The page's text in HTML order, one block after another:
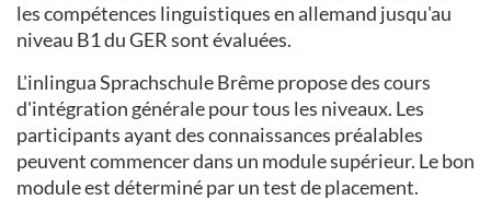
les compétences linguistiques en allemand jusqu'au
niveau B1 du GER sont évaluées.
L'inlingua Sprachschule Brême propose des cours
d'intégration générale pour tous les niveaux. Les
participants ayant des connaissances préalables
peuvent commencer dans un module supérieur. Le bon
module est déterminé par un test de placement.